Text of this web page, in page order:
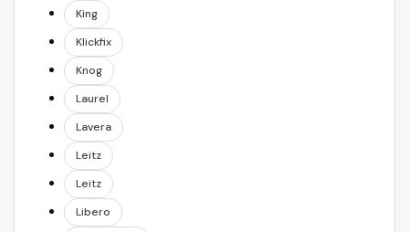
King
Klickfix
Knog
Laurel
Lavera
Leitz
Leitz
Libero